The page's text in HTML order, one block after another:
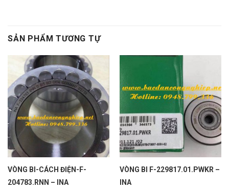
SẢN PHẨM TƯƠNG TỰ
VÒNG BI-CÁCH ĐIỆN-F-
204783.RNN – INA
VÒNG BI F-229817.01.PWKR –
INA